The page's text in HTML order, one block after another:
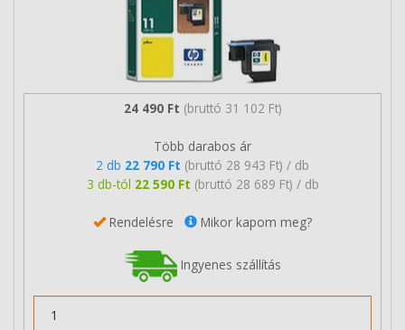
24 490 Ft (bruttó 31 102 Ft)
Több darabos ár
2 db 22 790 Ft (bruttó 28 943 Ft) / db
3 db-tól 22 590 Ft (bruttó 28 689 Ft) / db
Rendelésre Mikor kapom meg?
Ingyenes szállítás